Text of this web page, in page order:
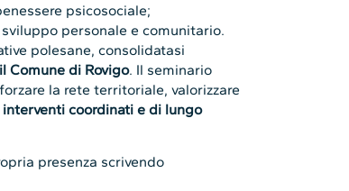
psicosociale;
personale e comunitario.
polesane, consolidatasi
Comune di Rovigo. Il seminario
la rete territoriale, valorizzare
interventi coordinati e di lungo
presenza scrivendo